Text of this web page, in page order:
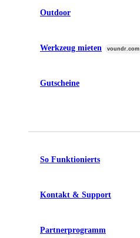
Outdoor
Werkzeug mieten voundr.com
Gutscheine
So Funktionierts
Kontakt & Support
Partnerprogramm